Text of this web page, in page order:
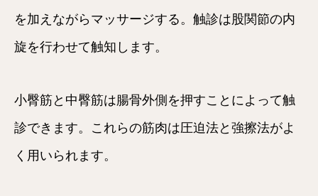
を加えながらマッサージする。触診は股関節の内
旋を行わせて触知します。
小臀筋と中臀筋は腸骨外側を押すことによって触
診できます。これらの筋肉は圧迫法と強擦法がよ
く用いられます。